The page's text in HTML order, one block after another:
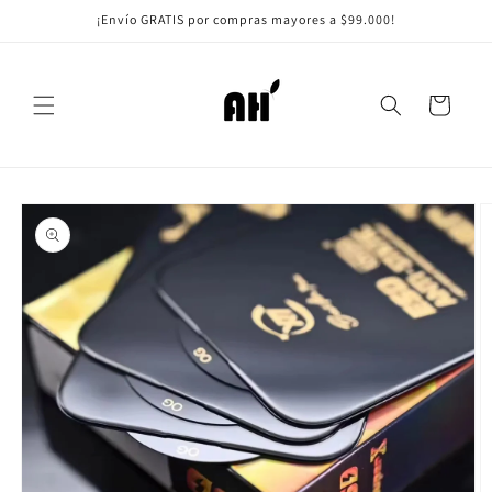
directamente¡Envío GRATIS por compras mayores a $99.000!
Carrito
directamente
a la
información
del producto